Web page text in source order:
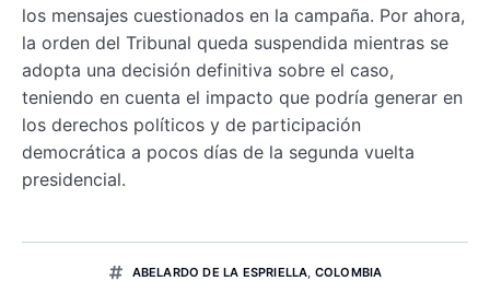
los mensajes cuestionados en la campaña. Por ahora,
la orden del Tribunal queda suspendida mientras se
adopta una decisión definitiva sobre el caso,
teniendo en cuenta el impacto que podría generar en
los derechos políticos y de participación
democrática a pocos días de la segunda vuelta
presidencial.
ABELARDO DE LA ESPRIELLA, COLOMBIA